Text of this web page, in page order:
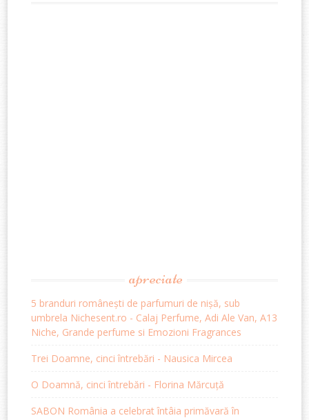
apreciate
5 branduri românești de parfumuri de nișă, sub
umbrela Nichesent.ro - Calaj Perfume, Adi Ale Van, A13
Niche, Grande perfume si Emozioni Fragrances
Trei Doamne, cinci întrebări - Nausica Mircea
O Doamnă, cinci întrebări - Florina Mărcuță
SABON România a celebrat întâia primăvară în